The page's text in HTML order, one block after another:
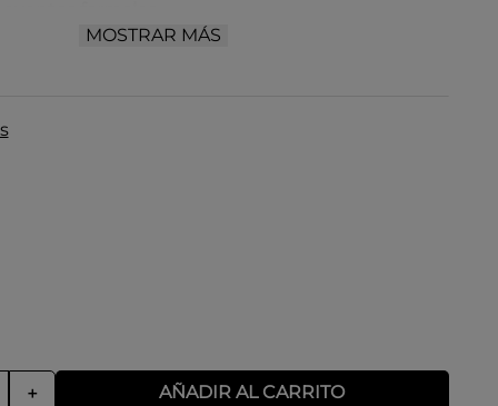
en perchas acolchadas para mantener su
exposición directa al sol para conservar los
la textura del material.
MOSTRAR MÁS
＋ AÑADIR AL CARRITO